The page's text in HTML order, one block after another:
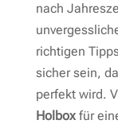
nach
richtigen
sicher sein,
perfekt wird.
Holboxfür